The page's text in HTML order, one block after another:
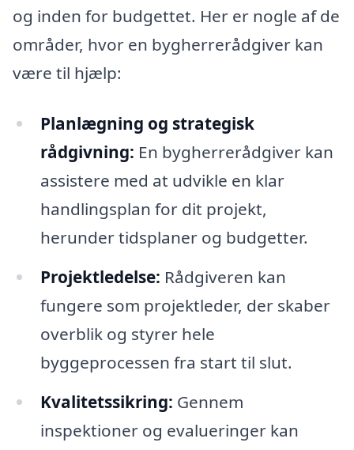
og inden for budgettet. Her er nogle af de
områder, hvor en bygherrerådgiver kan
være til hjælp:
Planlægning og strategisk
rådgivning: En bygherrerådgiver kan
assistere med at udvikle en klar
handlingsplan for dit projekt,
herunder tidsplaner og budgetter.
Projektledelse: Rådgiveren kan
fungere som projektleder, der skaber
overblik og styrer hele
byggeprocessen fra start til slut.
Kvalitetssikring: Gennem
inspektioner og evalueringer kan